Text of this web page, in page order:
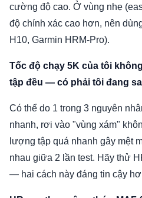
cường độ cao. Ở vùng nhẹ
độ chính xác cao hơn, nên
H10, Garmin HRM-Pro).
Tốc độ chạy 5K của tôi
tập đều — có phải tôi đang
Có thể do 1 trong 3 nguyên
nhanh, rơi vào "vùng xám"
lượng tập quá nhanh gây mệt
nhau giữa 2 lần test. Hãy thử
— hai cách này đáng tin cậy